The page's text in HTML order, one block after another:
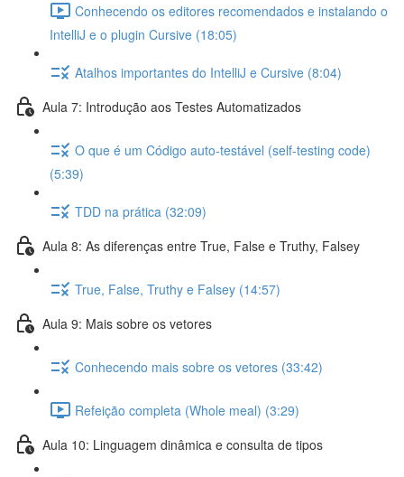
Conhecendo os editores recomendados e instalando o
IntelliJ e o plugin Cursive (18:05)
Atalhos importantes do IntelliJ e Cursive (8:04)
Aula 7: Introdução aos Testes Automatizados
O que é um Código auto-testável (self-testing code)
(5:39)
TDD na prática (32:09)
Aula 8: As diferenças entre True, False e Truthy, Falsey
True, False, Truthy e Falsey (14:57)
Aula 9: Mais sobre os vetores
Conhecendo mais sobre os vetores (33:42)
Refeição completa (Whole meal) (3:29)
Aula 10: Linguagem dinâmica e consulta de tipos